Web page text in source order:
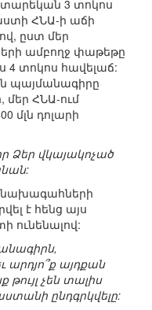
3 տոկոս
ՀՆԱ-ի աճի
ըստ մեր
ամբողջ փաթեթը
տոկոս հավելաճ:
պայմանագիրը
մեր ՀՆԱ-ում
մլն դոլարի
Ձեր վկայակոչած
նախագահների
է հենց այս
ունենալով:
արդյո՞ք այդքան
թույլ չեն տալիս
ընդգրկվելը: